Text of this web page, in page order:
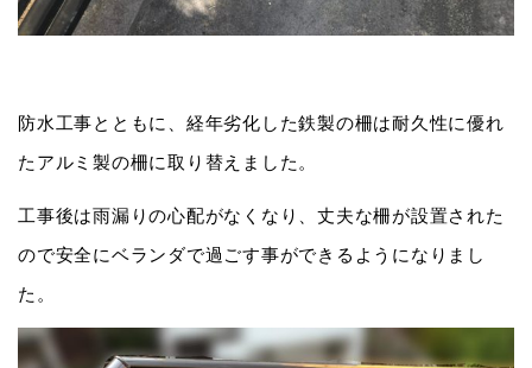
防水工事とともに、経年劣化した鉄製の柵は耐久性に優れ
たアルミ製の柵に取り替えました。
工事後は雨漏りの心配がなくなり、丈夫な柵が設置された
ので安全にベランダで過ごす事ができるようになりまし
た。